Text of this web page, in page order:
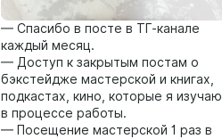
— Спасибо в посте в ТГ-канале
каждый месяц.
— Доступ к закрытым постам о
бэкстейдже мастерской и книгах,
подкастах, кино, которые я изучаю
в процессе работы.
— Посещение мастерской 1 раз в